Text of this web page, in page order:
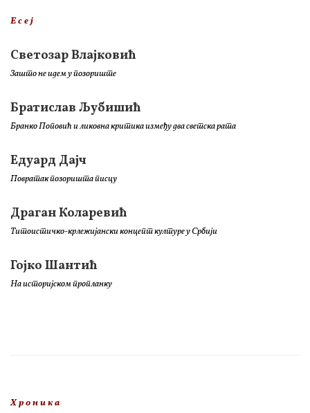
Е с е ј
Светозар Влајковић
Зашто не идем у позориште
Братислав Љубишић
Бранко Поповић и ликовна критика између два светска рата
Едуард Дајч
Повратак позоришта писцу
Драган Коларевић
Титоистичко-крлежијански концепт културе у Србији
Гојко Шантић
На историјском пропланку
Х р о н и к а